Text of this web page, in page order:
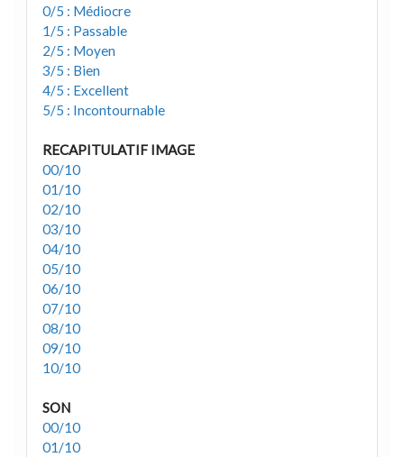
0/5 : Médiocre
1/5 : Passable
2/5 : Moyen
3/5 : Bien
4/5 : Excellent
5/5 : Incontournable
RECAPITULATIF IMAGE
00/10
01/10
02/10
03/10
04/10
05/10
06/10
07/10
08/10
09/10
10/10
SON
00/10
01/10